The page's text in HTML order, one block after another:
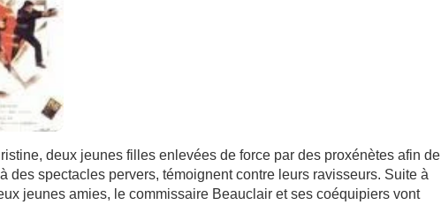
deux jeunes filles enlevées de force par des proxénètes afin de
des spectacles pervers, témoignent contre leurs ravisseurs. Suite à
jeunes amies, le commissaire Beauclair et ses coéquipiers vont